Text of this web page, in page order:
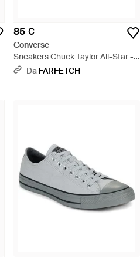
85 €
Converse
Sneakers Chuck Taylor All-Star -
NeroDa FARFETCH